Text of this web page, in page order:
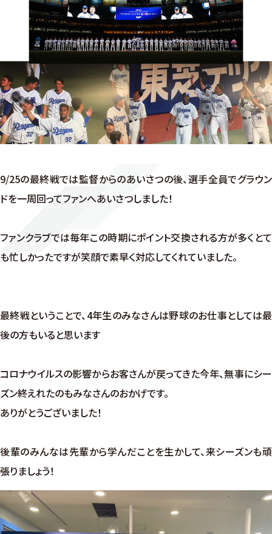
9/25の最終戦では監督からのあいさつの後、選手全員でグラウン
ドを一周回ってファンへあいさつしました！
ファンクラブでは毎年この時期にポイント交換される方が多くとて
も忙しかったですが笑顔で素早く対応してくれていました。
最終戦ということで、4年生のみなさんは野球のお仕事としては最
後の方もいると思います
コロナウイルスの影響からお客さんが戻ってきた今年、無事にシー
ズン終えれたのもみなさんのおかげです。
ありがとうございました！
後輩のみんなは先輩から学んだことを生かして、来シーズンも頑
張りましょう！